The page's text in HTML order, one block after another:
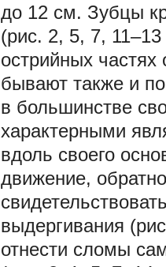
до 12 см. Зубцы
(рис. 2, 5, 7, 11–13
острийных
бывают также и
в большинстве
характерными
вдоль своего
движение,
выдергивания
отнести сломы